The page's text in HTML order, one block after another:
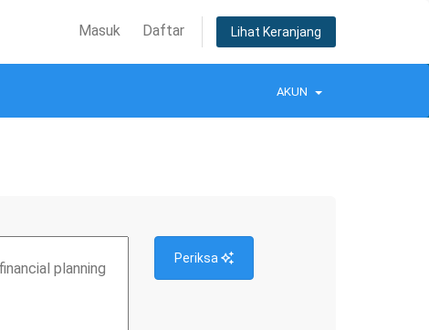
Masuk Daftar Lihat Keranjang
AKUN
Periksa